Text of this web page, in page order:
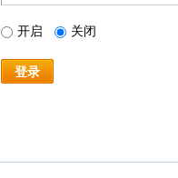
开启 关闭
登录